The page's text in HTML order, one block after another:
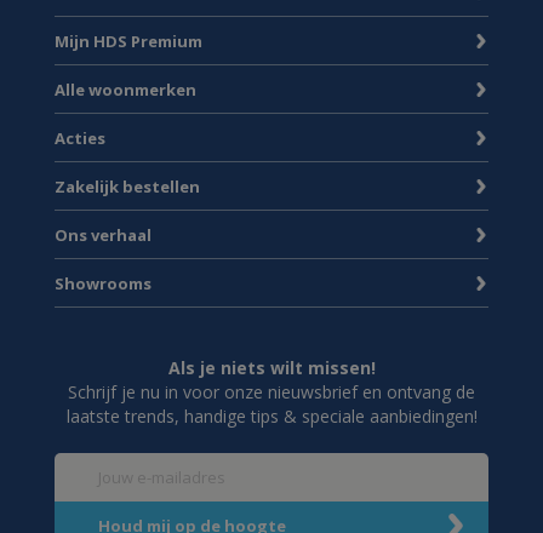
Mijn HDS Premium
Alle woonmerken
Acties
Zakelijk bestellen
Ons verhaal
Showrooms
Als je niets wilt missen!
Schrijf je nu in voor onze nieuwsbrief en ontvang de
laatste trends, handige tips & speciale aanbiedingen!